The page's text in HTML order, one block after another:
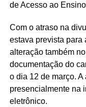
de Acesso ao
Com o atraso na
estava prevista para
alteração também
documentação do
o dia 12 de março.
presencialmente na
eletrônico.